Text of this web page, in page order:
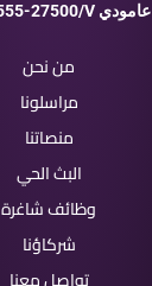
11555-27500/V عامودي
من نحن
مراسلونا
منصاتنا
البث الحي
وظائف شاغرة
شركاؤنا